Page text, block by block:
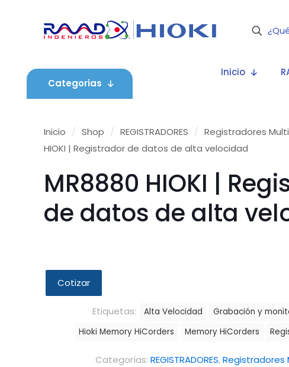
Categorias
Inicio
Inicio / Shop / REGISTRADORES / Registradores
HIOKI | Registrador de datos de alta velocidad
MR8880 HIOKI |
de datos de alta
Cotizar
Etiquetas: Alta Velocidad Grabación y
Hioki Memory HiCorders
Memory HiCorders
Categorías: REGISTRADORES,Registradores